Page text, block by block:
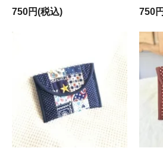
750円(税込)
750